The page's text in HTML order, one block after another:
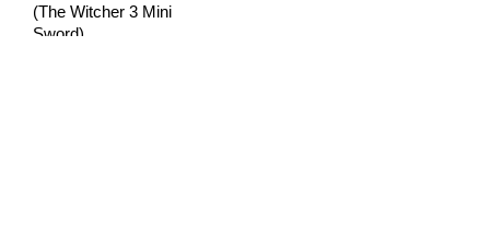
(The Witcher 3 Mini
Sword)